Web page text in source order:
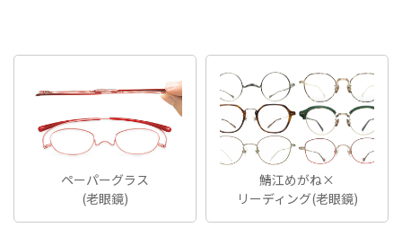
ペーパーグラス
(老眼鏡)
鯖江めがね×
リーディング(老眼鏡)